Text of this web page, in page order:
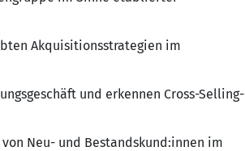
Akquisitionsstrategien im
und erkennen Cross-Selling-
Neu- und Bestandskund:innen im